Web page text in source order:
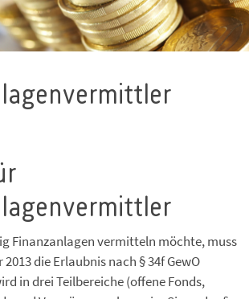
Finanzanlagen vermitteln möchte, muss
die Erlaubnis nach § 34f GewO
in drei Teilbereiche (offene Fonds,